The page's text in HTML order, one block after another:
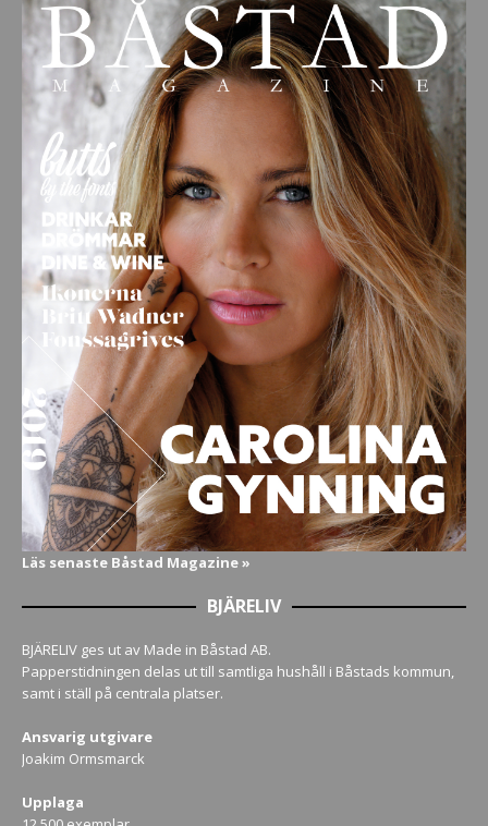
Läs senaste Båstad Magazine »
BJÄRELIV
BJÄRELIV ges ut av Made in Båstad AB.
Papperstidningen delas ut till samtliga hushåll i Båstads kommun,
samt i ställ på centrala platser.
Ansvarig utgivare
Joakim Ormsmarck
Upplaga